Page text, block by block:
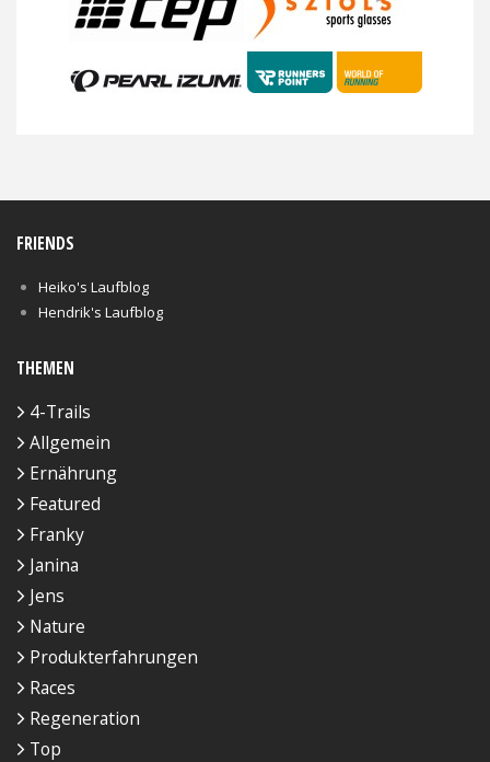
FRIENDS
Heiko's Laufblog
Hendrik's Laufblog
THEMEN
4-Trails
Allgemein
Ernährung
Featured
Franky
Janina
Jens
Nature
Produkterfahrungen
Races
Regeneration
Top